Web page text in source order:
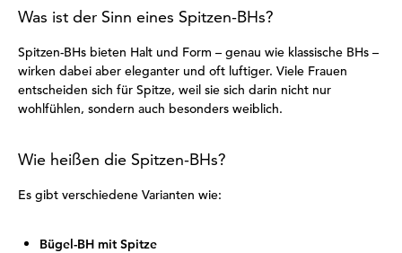
Was ist der Sinn eines Spitzen-BHs?
Spitzen-BHs bieten Halt und Form – genau wie klassische BHs –
wirken dabei aber eleganter und oft luftiger. Viele Frauen
entscheiden sich für Spitze, weil sie sich darin nicht nur
wohlfühlen, sondern auch besonders weiblich.
Wie heißen die Spitzen-BHs?
Es gibt verschiedene Varianten wie:
Bügel-BH mit Spitze